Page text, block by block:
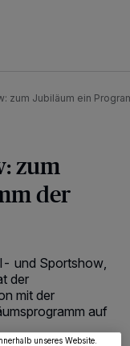
zum Jubiläum ein
zum
der
und Sportshow,
der
mit der
auf
Gerät zu. Durch Auswahl
„Wir und unsere
aufgeführten
und Anzeigen
dieses Menü jederzeit
Ihre Einwilligung zu
am unteren
unseres Website.